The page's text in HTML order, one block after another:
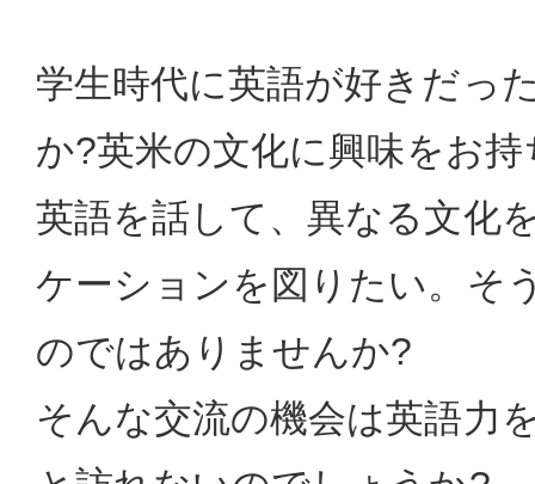
学生時代に英語が好きだっ
か?英米の文化に興味をお
英語を話して、異なる文化
ケーションを図りたい。そ
のではありませんか?
そんな交流の機会は英語力